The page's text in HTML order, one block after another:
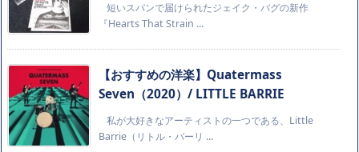
短いスパンで届けられたジェイク・バグの新作
『Hearts That Strain ...
【おすすめの洋楽】Quatermass
Seven（2020）/ LITTLE BARRIE
私が大好きなアーティストの一つである、Little
Barrie（リトル・バーリ ...